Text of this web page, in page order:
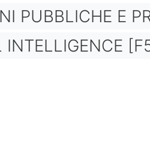
PUBBLICHE E